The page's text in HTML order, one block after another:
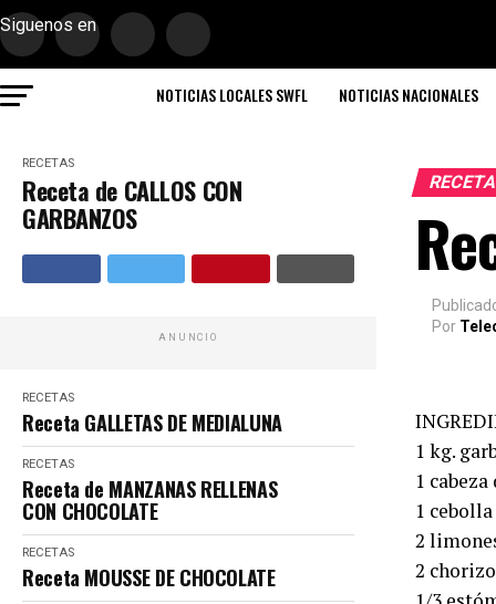
Siguenos en
NOTICIAS LOCALES SWFL NOTICIAS NACIONALES
RECETAS
Receta de CALLOS CON
GARBANZOS
ANUNCIO
RECETAS
Receta GALLETAS DE MEDIALUNA
RECETAS
Receta de MANZANAS RELLENAS
CON CHOCOLATE
RECETAS
Receta MOUSSE DE CHOCOLATE
Por
1 kg.
1
1
2
2